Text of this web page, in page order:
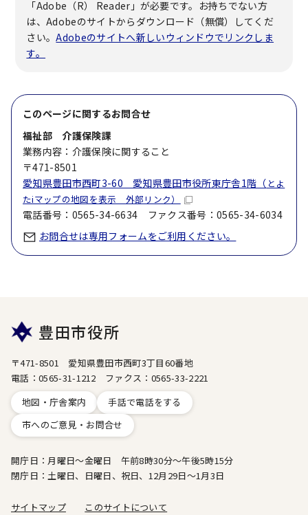
「Adobe（R） Reader」が必要です。お持ちでない方
は、Adobeのサイトからダウンロード（無償）してくだ
さい。Adobeのサイトへ新しいウィンドウでリンクしま
す。
このページに関するお問合せ
福祉部 介護保険課
業務内容：介護保険に関すること
〒471-8501
愛知県豊田市西町3-60 愛知県豊田市役所東庁舎1階（ とよ
たiマップの地図を表示 外部リンク）
電話番号：0565-34-6634 ファクス番号：0565-34-6034
お問合せは専用フォームをご利用ください。
豊田市役所
〒471-8501 愛知県豊田市西町3丁目60番地
電話：0565-31-1212 ファクス：0565-33-2221
地図・庁舎案内
手話で電話をする
市へのご意見・お問合せ
開庁日：月曜日～金曜日 午前8時30分～午後5時15分
閉庁日：土曜日、日曜日、祝日、12月29日～1月3日
サイトマップ このサイトについて